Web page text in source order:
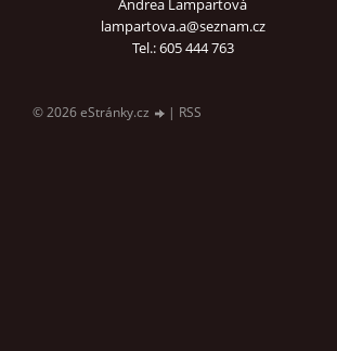
Andrea Lampartová
lampartova.a@seznam.cz
Tel.: 605 444 763
© 2026 eStránky.cz | RSS